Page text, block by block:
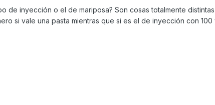
de inyección o el de mariposa? Son cosas totalmente
si vale una pasta mientras que si es el de inyección con